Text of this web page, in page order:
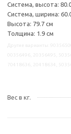
Система, высота:
Система, ширина:
Высота: 79.7 см
Толщина: 1.9 см
Вес в кг.